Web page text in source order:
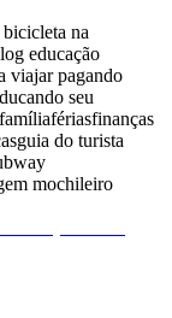
na
educação
viajar pagando
seu
famíliafériasfinanças
guia do turista
mochileiro